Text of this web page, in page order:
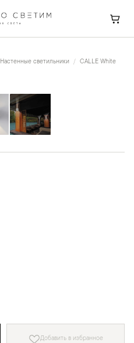
Настенные светильники CALLE White
Добавить в избранное